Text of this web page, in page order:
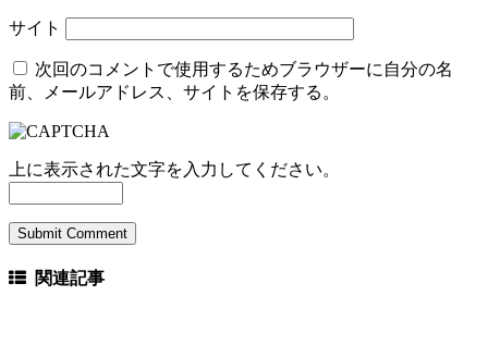
サイト
次回のコメントで使用するためブラウザーに自分の名
前、メールアドレス、サイトを保存する。
上に表示された文字を入力してください。
関連記事